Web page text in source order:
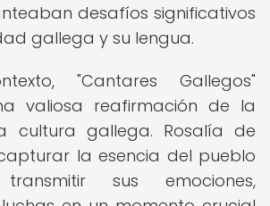
desafíos significativos
gallega y su lengua.
"Cantares Gallegos"
valiosa reafirmación de la
cultura gallega. Rosalía de
la esencia del pueblo
sus emociones,